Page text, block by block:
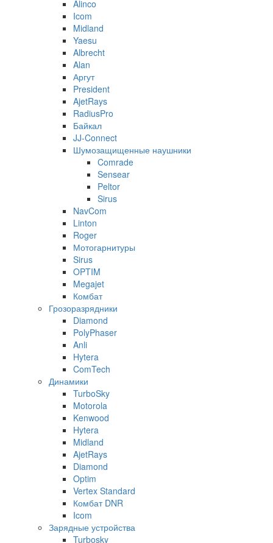
Alinco
Icom
Midland
Yaesu
Albrecht
Alan
Аргут
President
AjetRays
RadiusPro
Байкал
JJ-Connect
Шумозащищенные наушники
Comrade
Sensear
Peltor
Sirus
NavCom
Linton
Roger
Мотогарнитуры
Sirus
OPTIM
Megajet
Комбат
Грозоразрядники
Diamond
PolyPhaser
Anli
Hytera
ComTech
Динамики
TurboSky
Motorola
Kenwood
Hytera
Midland
AjetRays
Diamond
Optim
Vertex Standard
Комбат DNR
Icom
Зарядные устройства
Turbosky